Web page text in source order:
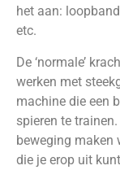
het aan:
etc.
De ‘normale’
werken met
machine die een
spieren te
beweging maken
die je erop uit